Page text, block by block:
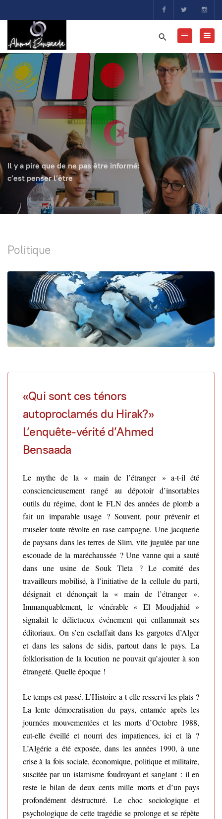
Il y a pire que de ne pas être informé:
c’est penser l’être
Politique
«Qui sont ces ténors
autoproclamés du Hirak?»
L’enquête-vérité d’Ahmed
Bensaada
Le mythe de la « main de l’étranger » a-t-il été
consciencieusement rangé au dépotoir d’insortables
outils du régime, dont le FLN des années de plomb a
fait un imparable usage ? Souvent, pour prévenir et
museler toute révolte en rase campagne. Une jacquerie
de paysans dans les terres de Slim, vite jugulée par une
escouade de la maréchaussée ? Une vanne qui a sauté
dans une usine de Souk Tleta ? Le comité des
travailleurs mobilisé, à l’initiative de la cellule du parti,
désignait et dénonçait la « main de l’étranger ».
Immanquablement, le vénérable « El Moudjahid »
signalait le délictueux événement qui enflammait ses
éditoriaux. On s’en esclaffait dans les gargotes d’Alger
et dans les salons de sidis, partout dans le pays. La
folklorisation de la locution ne pouvait qu’ajouter à son
étrangeté. Quelle époque !
Le temps est passé. L’Histoire a-t-elle resservi les plats ?
La lente démocratisation du pays, entamée après les
journées mouvementées et les morts d’Octobre 1988,
eut-elle éveillé et nourri des impatiences, ici et là ?
L’Algérie a été exposée, dans les années 1990, à une
crise à la fois sociale, économique, politique et militaire,
suscitée par un islamisme foudroyant et sanglant : il en
reste le bilan de deux cents mille morts et d’un pays
profondément déstructuré. Le choc sociologique et
psychologique de cette tragédie se prolonge et se répète